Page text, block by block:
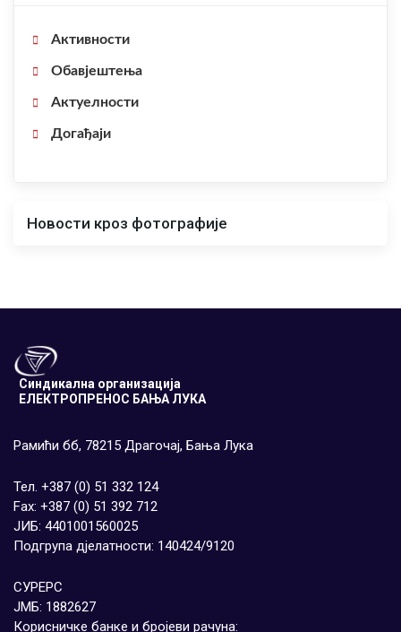
Активности
Обавјештења
Актуелности
Догађаји
Новости кроз фотографије
Синдикална организација
ЕЛЕКТРОПРЕНОС БАЊА ЛУКА
Рамићи бб, 78215 Драгочај, Бања Лука
Тел. +387 (0) 51 332 124
Fax: +387 (0) 51 392 712
ЈИБ: 4401001560025
Подгрупа дјелатности: 140424/9120
СУРЕРС
ЈМБ: 1882627
Корисничке банке и бројеви рачуна: